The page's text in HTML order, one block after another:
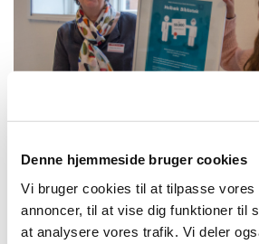
Denne hjemmeside bruger cookies
Vi bruger cookies til at tilpasse vores
annoncer, til at vise dig funktioner til
at analysere vores trafik. Vi deler